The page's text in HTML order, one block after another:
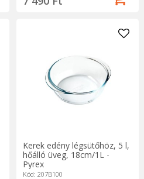
Kerek edény légsütőhöz, 5 l,
hőálló üveg, 18cm/1L -
Pyrex
Kód: 207B100